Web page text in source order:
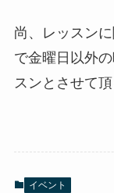
尚、レッスン
で金曜日以外
スンとさせて頂
イベント